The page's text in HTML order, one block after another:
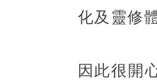
化及靈修
因此很開